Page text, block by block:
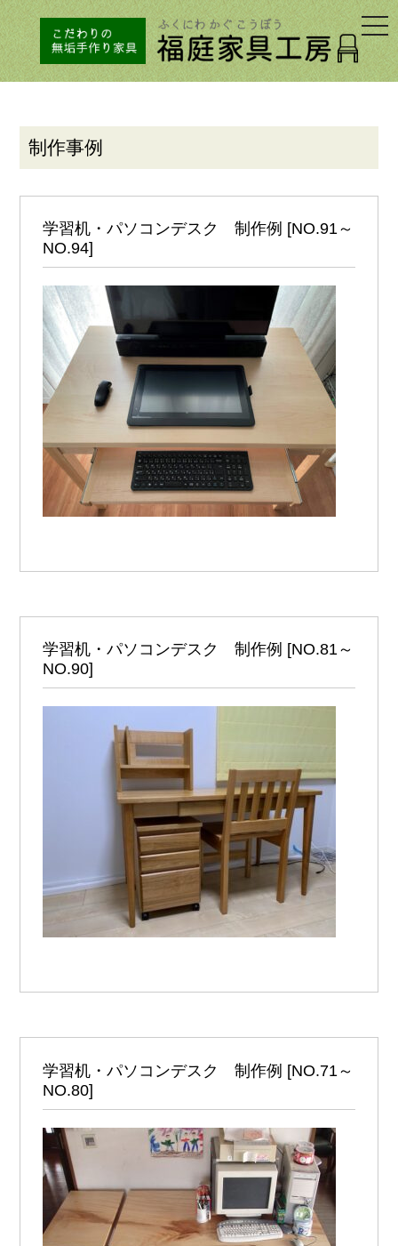
制作事例
学習机・パソコンデスク 制作例 [NO.91～
NO.94]
学習机・パソコンデスク 制作例 [NO.81～
NO.90]
学習机・パソコンデスク 制作例 [NO.71～
NO.80]